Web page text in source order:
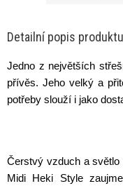
Detailní popis produktu
Jedno z největších
přívěs. Jeho velký a
potřeby slouží i jako
Čerstvý vzduch a
Midi Heki Style